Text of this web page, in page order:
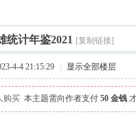
统计年鉴2021 [复制链接]
4-4 21:15:29 显示全部楼层
购买 本主题需向作者支付 50 金钱